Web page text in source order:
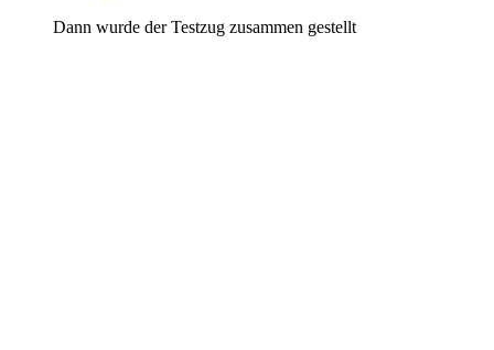
Dann wurde der Testzug zusammen gestellt